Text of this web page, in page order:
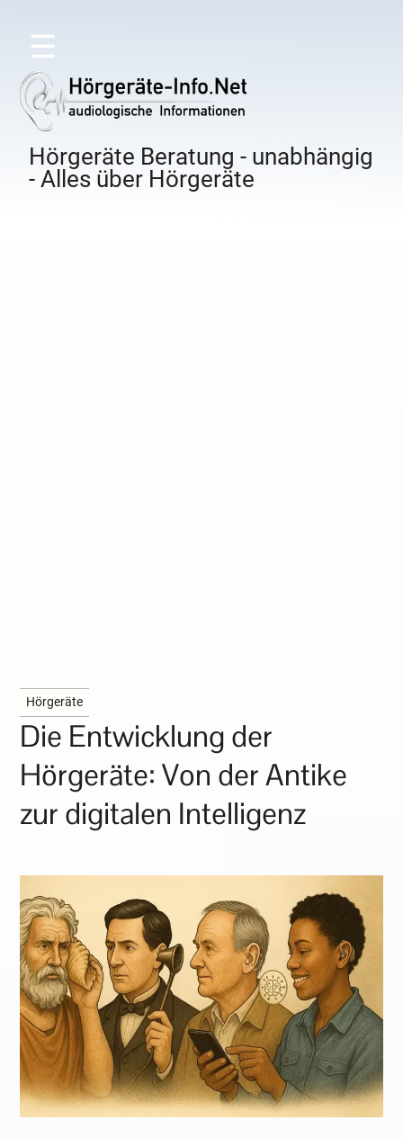
☰
Hörgeräte Beratung - unabhängig
- Alles über Hörgeräte
Hörgeräte
Die Entwicklung der
Hörgeräte: Von der Antike
zur digitalen Intelligenz